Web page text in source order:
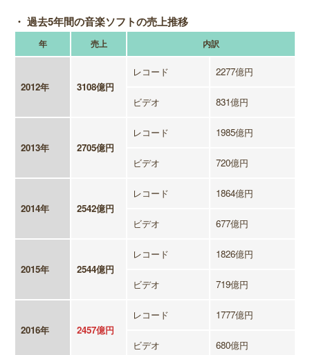
・ 過去5年間の音楽ソフトの売上推移
年 売上 内訳
2012年 3108億円
レコード 2277億円
ビデオ 831億円
2013年 2705億円
レコード 1985億円
ビデオ 720億円
2014年 2542億円
レコード 1864億円
ビデオ 677億円
2015年 2544億円
レコード 1826億円
ビデオ 719億円
2016年 2457億円
レコード 1777億円
ビデオ 680億円